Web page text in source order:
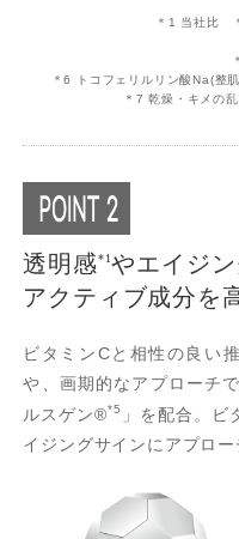
＊1 当社比
＊6 トコフェリルリン酸Na(整
＊7 乾燥・キメの
透明感*1やエイジン
アクティブ成分を
ビタミンCと相性の良い
や、画期的なアプローチ
ルスゲン®*5
」を配合。ビ
イジングサインにアプロー